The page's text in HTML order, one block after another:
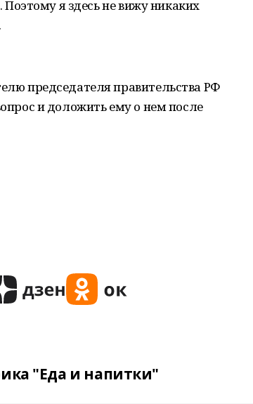
я здесь не вижу никаких
председателя правительства РФ
и доложить ему о нем после
"Еда и напитки"